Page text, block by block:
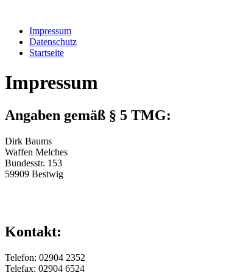
Impressum
Datenschutz
Startseite
Impressum
Angaben gemäß § 5 TMG:
Dirk Baums
Waffen Melches
Bundesstr. 153
59909 Bestwig
Kontakt:
Telefon: 02904 2352
Telefax: 02904 6524